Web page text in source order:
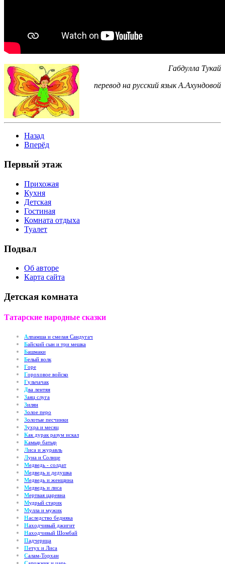
Габдулла Тукай
перевод на русский язык А.Ахундовой
Назад
Вперёд
Первый этаж
Прихожая
Кухня
Детская
Гостиная
Комната отдыха
Туалет
Подвал
Об авторе
Карта сайта
Детская комната
Татарские народные сказки
Алпамша и смелая Сандугач
Байский сын и три мешка
Башмаки
Белый волк
Горе
Гороховое войско
Гульчачак
Два лентяя
Заяц слуга
Зилян
Золое перо
Золотые песчинки
Зухра и месяц
Как дурак разум искал
Камыр батыр
Лиса и журавль
Луна и Солнце
Медведь - солдат
Медведь и дедушка
Медведь и женщина
Медведь и лиса
Мертвая царевна
Мудрый старик
Мулла и мужик
Наследство бедняка
Находчивый джигит
Находчивый Шомбай
Падчерица
Петух и Лиса
Салам-Торхан